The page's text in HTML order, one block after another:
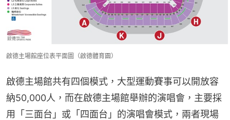
啟德主場館座位表平面圖（啟德體育園）
啟德主場館共有四個模式，大型運動賽事可以開放容
納50,000人，而在啟德主場館舉辦的演唱會，主要採
用「三面台」或「四面台」的演唱會模式，兩者現場